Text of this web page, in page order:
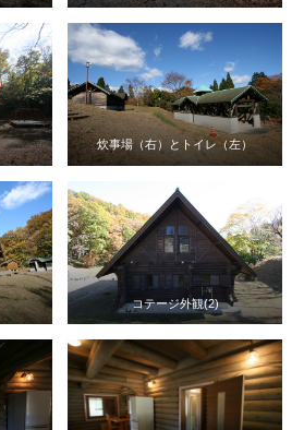
炊事場（右）とトイレ（左）
コテージ外観(2)